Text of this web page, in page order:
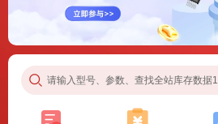
请输入型号、参数、查找全站库存数据1